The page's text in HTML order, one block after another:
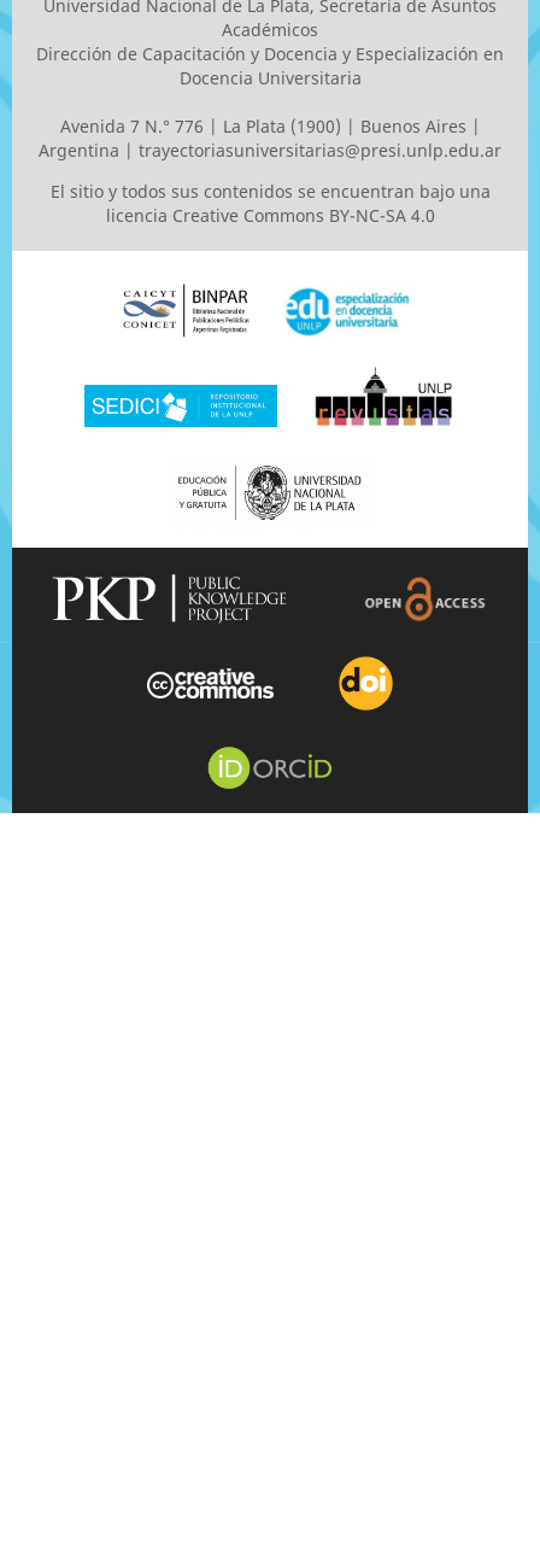
Universidad Nacional de La Plata, Secretaría de Asuntos
Académicos
Dirección de Capacitación y Docencia y Especialización en
Docencia Universitaria
Avenida 7 N.° 776 | La Plata (1900) | Buenos Aires |
Argentina | trayectoriasuniversitarias@presi.unlp.edu.ar
El sitio y todos sus contenidos se encuentran bajo una
licencia Creative Commons BY-NC-SA 4.0